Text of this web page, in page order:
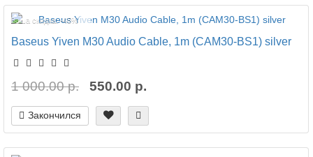
Ваша скидка: -45%
Baseus Yiven M30 Audio Cable, 1m (CAM30-BS1) silver
1 000.00 р. 550.00 р.
Закончился